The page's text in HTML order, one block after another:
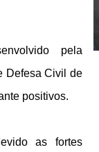
pela
Defesa Civil de
positivos.
as fortes